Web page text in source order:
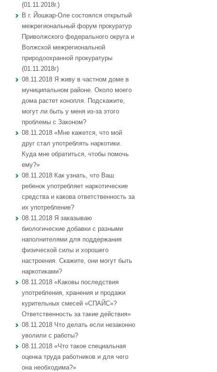
(01.11.2018г.)
В г. Йошкар-Оле состоялся открытый
межрегиональный форум прокуратур
Приволжского федерального округа и
Волжской межрегиональной
природоохранной прокуратуры
(01.11.2018г)
08.11.2018 Я живу в частном доме в
муниципальном районе. Около моего
дома растет конопля. Подскажите,
могут ли быть у меня из-за этого
проблемы с Законом?
08.11.2018 «Мне кажется, что мой
друг стал употреблять наркотики.
Куда мне обратиться, чтобы помочь
ему?»
08.11.2018 Как узнать, что Ваш
ребенок употребляет наркотические
средства и какова ответственность за
их употребление?
08.11.2018 Я заказываю
биологические добавки с разными
наполнителями для поддержания
физической силы и хорошего
настроения. Скажите, они могут быть
наркотиками?
08.11.2018 «Каковы последствия
употребления, хранения и продажи
курительных смесей «СПАЙС»?
Ответственность за такие действия»
08.11.2018 Что делать если незаконно
уволили с работы?
08.11.2018 «Что такое специальная
оценка труда работников и для чего
она необходима?»